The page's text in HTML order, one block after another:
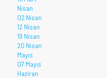
Nisan
02 Nisan
12 Nisan
19 Nisan
20 Nisan
Mayıs
07 Mayıs
Haziran